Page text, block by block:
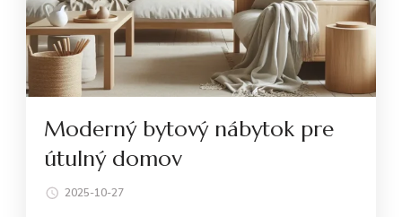
Moderný bytový nábytok pre
útulný domov
2025-10-27